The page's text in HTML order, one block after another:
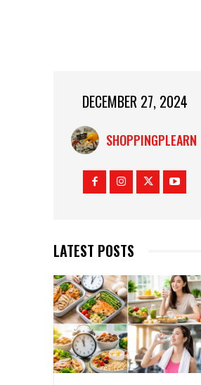
DECEMBER 27, 2024
SHOPPINGPLEARN
LATEST POSTS